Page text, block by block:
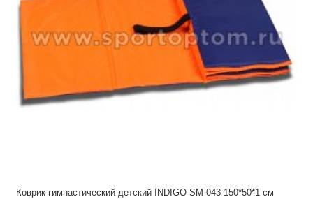
Коврик гимнастический детский INDIGO SM-043 150*50*1 см